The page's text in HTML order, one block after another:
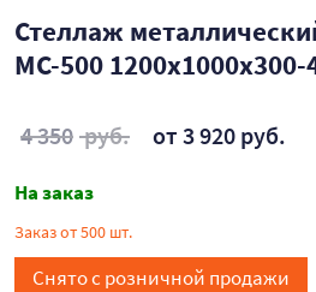
Стеллаж
МС-500 1200x1000x300-
4 350 руб. от 3 920 руб.
На заказ
Заказ от 500 шт.
Снято с розничной продажи